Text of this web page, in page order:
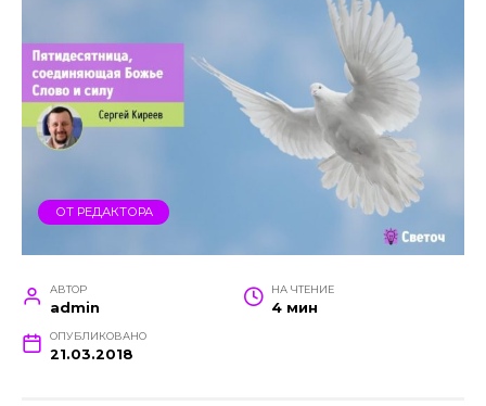
ОТ РЕДАКТОРА
АВТОР
admin
НА ЧТЕНИЕ
4 мин
ОПУБЛИКОВАНО
21.03.2018